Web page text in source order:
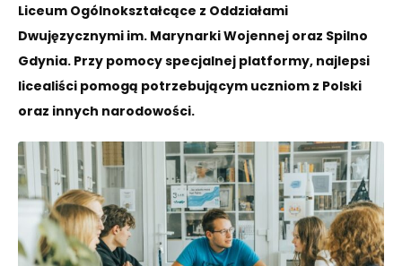
Liceum Ogólnokształcące z Oddziałami
Dwujęzycznymi im. Marynarki Wojennej oraz Spilno
Gdynia. Przy pomocy specjalnej platformy, najlepsi
licealiści pomogą potrzebującym uczniom z Polski
oraz innych narodowości.